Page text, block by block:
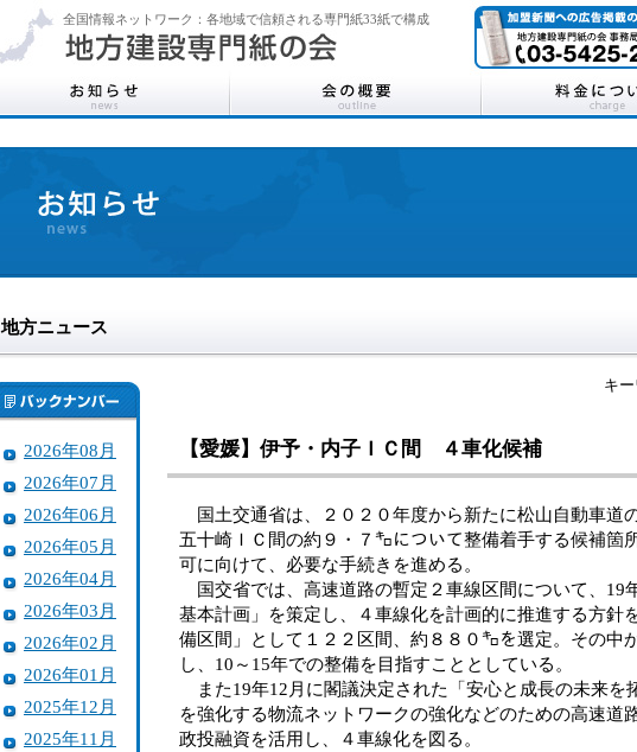
全国情報ネットワーク：各地域で信頼される専門紙33紙で構成
地方ニュース
2026年08月
2026年07月
2026年06月
2026年05月
2026年04月
2026年03月
2026年02月
2026年01月
2025年12月
2025年11月
キ
【愛媛】伊予・内子ＩＣ間 ４車化候補
国土交通省は、２０２０年度から新たに松山自動車道
五十崎ＩＣ間の約９・７㌔について整備着手する候補箇
可に向けて、必要な手続きを進める。
国交省では、高速道路の暫定２車線区間について、19
基本計画」を策定し、４車線化を計画的に推進する方針
備区間」として１２２区間、約８８０㌔を選定。その中
し、10～15年での整備を目指すこととしている。
また19年12月に閣議決定された「安心と成長の未来を
を強化する物流ネットワークの強化などのための高速道
政投融資を活用し、４車線化を図る。